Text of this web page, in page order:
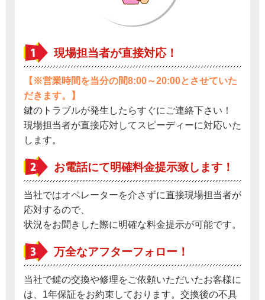
現場担当者が直接対応！
【※営業時間を当分の間8:00～20:00とさせていた
だきます。】
鍵のトラブルが発生したらすぐにご連絡下さい！
現場担当者が直接応対してスピーディーに対応いた
します。
お電話にて明確料金提示致します！
当社ではオペレーターを介さずに直接現場担当者が
応対するので、
状況をお聞きした際に明確な料金提示が可能です。
万全なアフターフォロー！
当社で鍵の交換や修理をご依頼いただいたお客様に
は、1年保証をお約束しております。交換後の不具